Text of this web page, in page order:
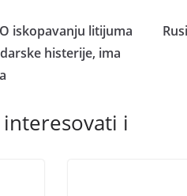
iskopavanju litijuma
histerije, ima
interesovati i